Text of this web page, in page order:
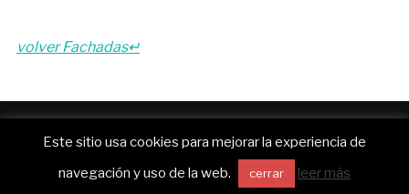
volver Fachadas↵
Funciona con WordPress
Inspiro WordPress Theme porWPZOOM
Este sitio usa cookies para mejorar la experiencia de
navegación y uso de la web.
cerrar leer más